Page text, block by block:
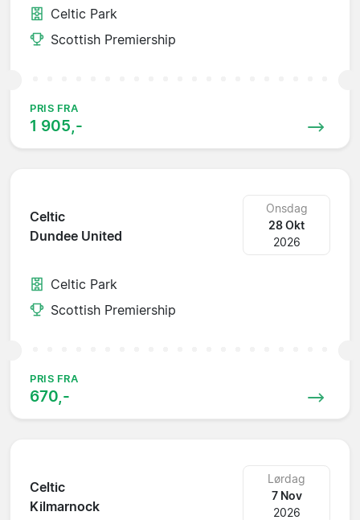
Celtic Park
Scottish Premiership
PRIS FRA
1 905,-
Celtic
Dundee United
Onsdag
28 Okt
2026
Celtic Park
Scottish Premiership
PRIS FRA
670,-
Celtic
Kilmarnock
Lørdag
7 Nov
2026